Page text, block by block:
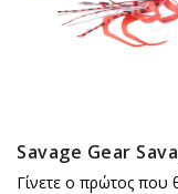
Savage Gear
Γίνετε ο πρώτος που